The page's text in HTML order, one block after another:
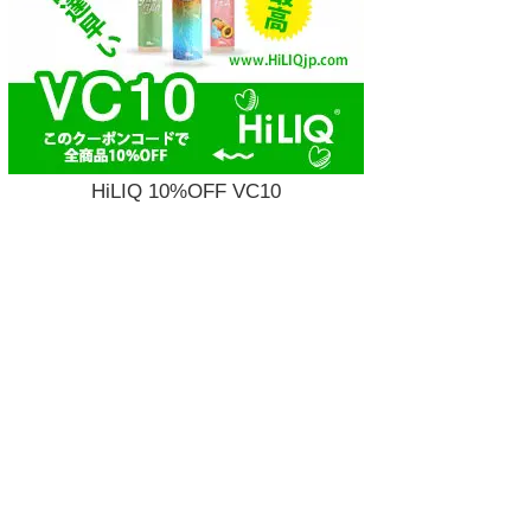
HiLIQ 10%OFF VC10